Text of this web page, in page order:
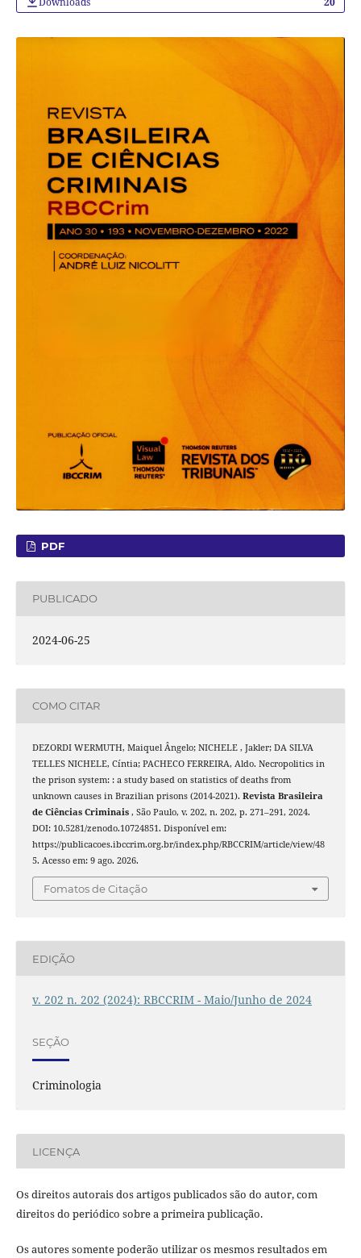
PDF
PUBLICADO
2024-06-25
COMO CITAR
DEZORDI WERMUTH, Maiquel Ângelo; NICHELE , Jakler; DA SILVA
TELLES NICHELE, Cíntia; PACHECO FERREIRA, Aldo. Necropolitics in
the prison system: : a study based on statistics of deaths from
unknown causes in Brazilian prisons (2014-2021). Revista Brasileira
de Ciências Criminais , São Paulo, v. 202, n. 202, p. 271–291, 2024.
DOI: 10.5281/zenodo.10724851. Disponível em:
https://publicacoes.ibccrim.org.br/index.php/RBCCRIM/article/view/48
5. Acesso em: 9 ago. 2026.
Fomatos de Citação
EDIÇÃO
v. 202 n. 202 (2024): RBCCRIM - Maio/Junho de 2024
SEÇÃO
Criminologia
LICENÇA
Os direitos autorais dos artigos publicados são do autor, com
direitos do periódico sobre a primeira publicação.
Os autores somente poderão utilizar os mesmos resultados em